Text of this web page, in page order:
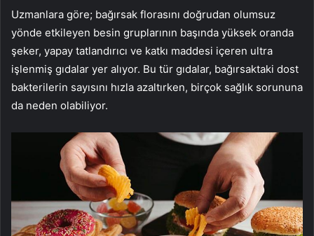
Uzmanlara göre; bağırsak florasını doğrudan olumsuz
yönde etkileyen besin gruplarının başında yüksek oranda
şeker, yapay tatlandırıcı ve katkı maddesi içeren ultra
işlenmiş gıdalar yer alıyor. Bu tür gıdalar, bağırsaktaki dost
bakterilerin sayısını hızla azaltırken, birçok sağlık sorununa
da neden olabiliyor.